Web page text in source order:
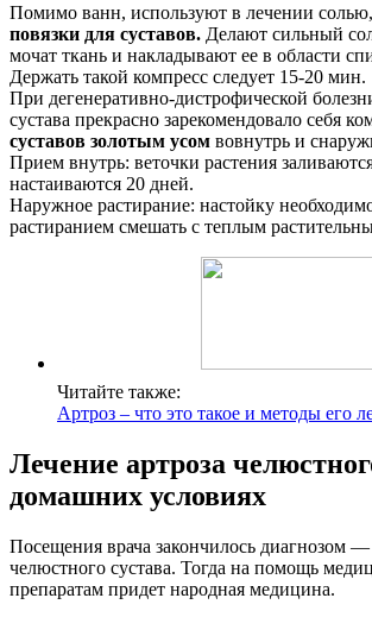
Помимо ванн, используют в лечении солью,
повязки для суставов. Делают сильный
мочат ткань и накладывают ее в области
Держать такой компресс следует 15-20 мин.
При дегенеративно-дистрофической
сустава прекрасно зарекомендовало себя
суставов золотым усом вовнутрь и
Прием внутрь: веточки растения
настаиваются 20 дней.
Наружное растирание: настойку
растиранием смешать с теплым
Читайте также:
Артроз – что это такое и методы его
Лечение артроза
домашних условиях
Посещения врача закончилось диагнозом —
челюстного сустава. Тогда на помощь
препаратам придет народная медицина.